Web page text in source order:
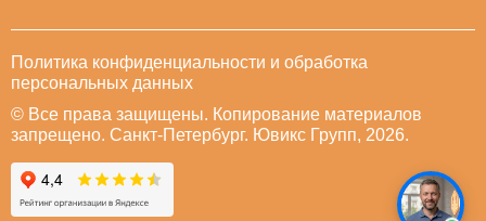
Политика конфиденциальности и обработка
персональных данных
© Все права защищены. Копирование материалов
запрещено. Санкт-Петербург. Ювикс Групп, 2026.